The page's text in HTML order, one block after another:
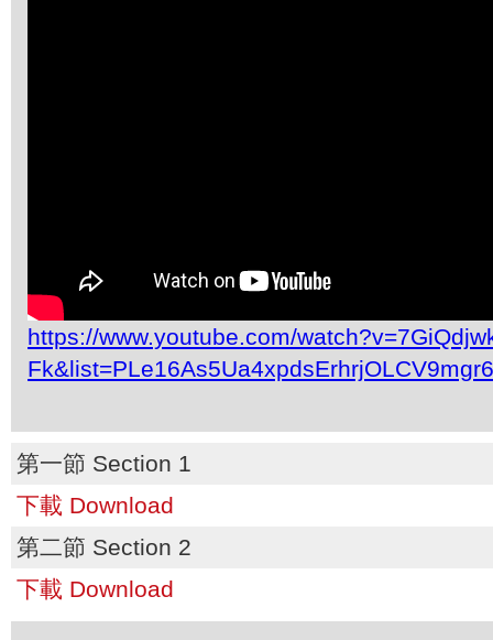
https://www.youtube.com/
第一節 Section 1
下載 Download
第二節 Section 2
下載 Download